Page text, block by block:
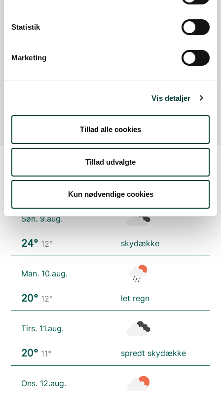
Statistik
Marketing
Vis detaljer
Tillad alle cookies
Tillad udvalgte
Kun nødvendige cookies
Google Maps
Vejrudsigt
Søn. 9.aug.
24° 12° skydække
Man. 10.aug.
20° 12° let regn
Tirs. 11.aug.
20° 11° spredt skydække
Ons. 12.aug.